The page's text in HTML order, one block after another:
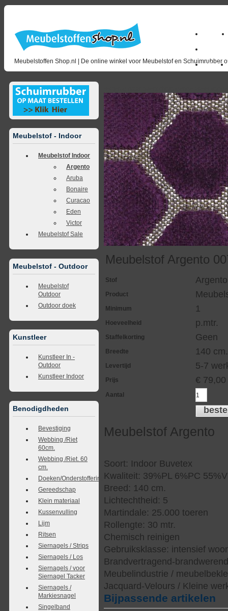
Meubelstoffen Shop.nl | De online winkel voor Meubelstof en Schuimrubber
Home
Outlet
Meubelstof - Indoor
Meubelstof Indoor
Argento
Aruba
Bonaire
Curacao
Eden
Victor
Meubelstof Sale
Meubelstof - Outdoor
Meubelstof
Outdoor
Outdoor doek
Kunstleer
Kunstleer In -
Outdoor
Kunstleer Indoor
Benodigdheden
Bevestiging
Webbing /Riet
60cm.
Webbing /Riet. 60
cm.
Doeken/Onderstoffering
Gereedschap
Klein materiaal
Kussenvulling
Lijm
Ritsen
Siernagels / Strips
Siernagels / Los
Siernagels / voor
Siernagel Tacker
Siernagels /
Markiesnagel
Singelband
Meubelstof Argento
Stof Argento
Product
Minimum 1
Hoeveelheid p.mtr.
Staffelkorting Geen
Breedte 140 cm.
Levertijd 5-7
Prijs € 79,00
Aantal
Meubelstof Argento
Soort: Indoor Buvetex
Kwaliteit: 39%PL 6%PC
Breed: 140 cm.
Lichtechtheid: 5
Martindale: 25.000 toeren
Rollengte: 30 mtr.
Chemisch reinigen
Gebruiksklasse: intensief
Brandvertragend-
Meubelindustrie /
Jacquard-Velours / Kleine
Bijpassende artikelen